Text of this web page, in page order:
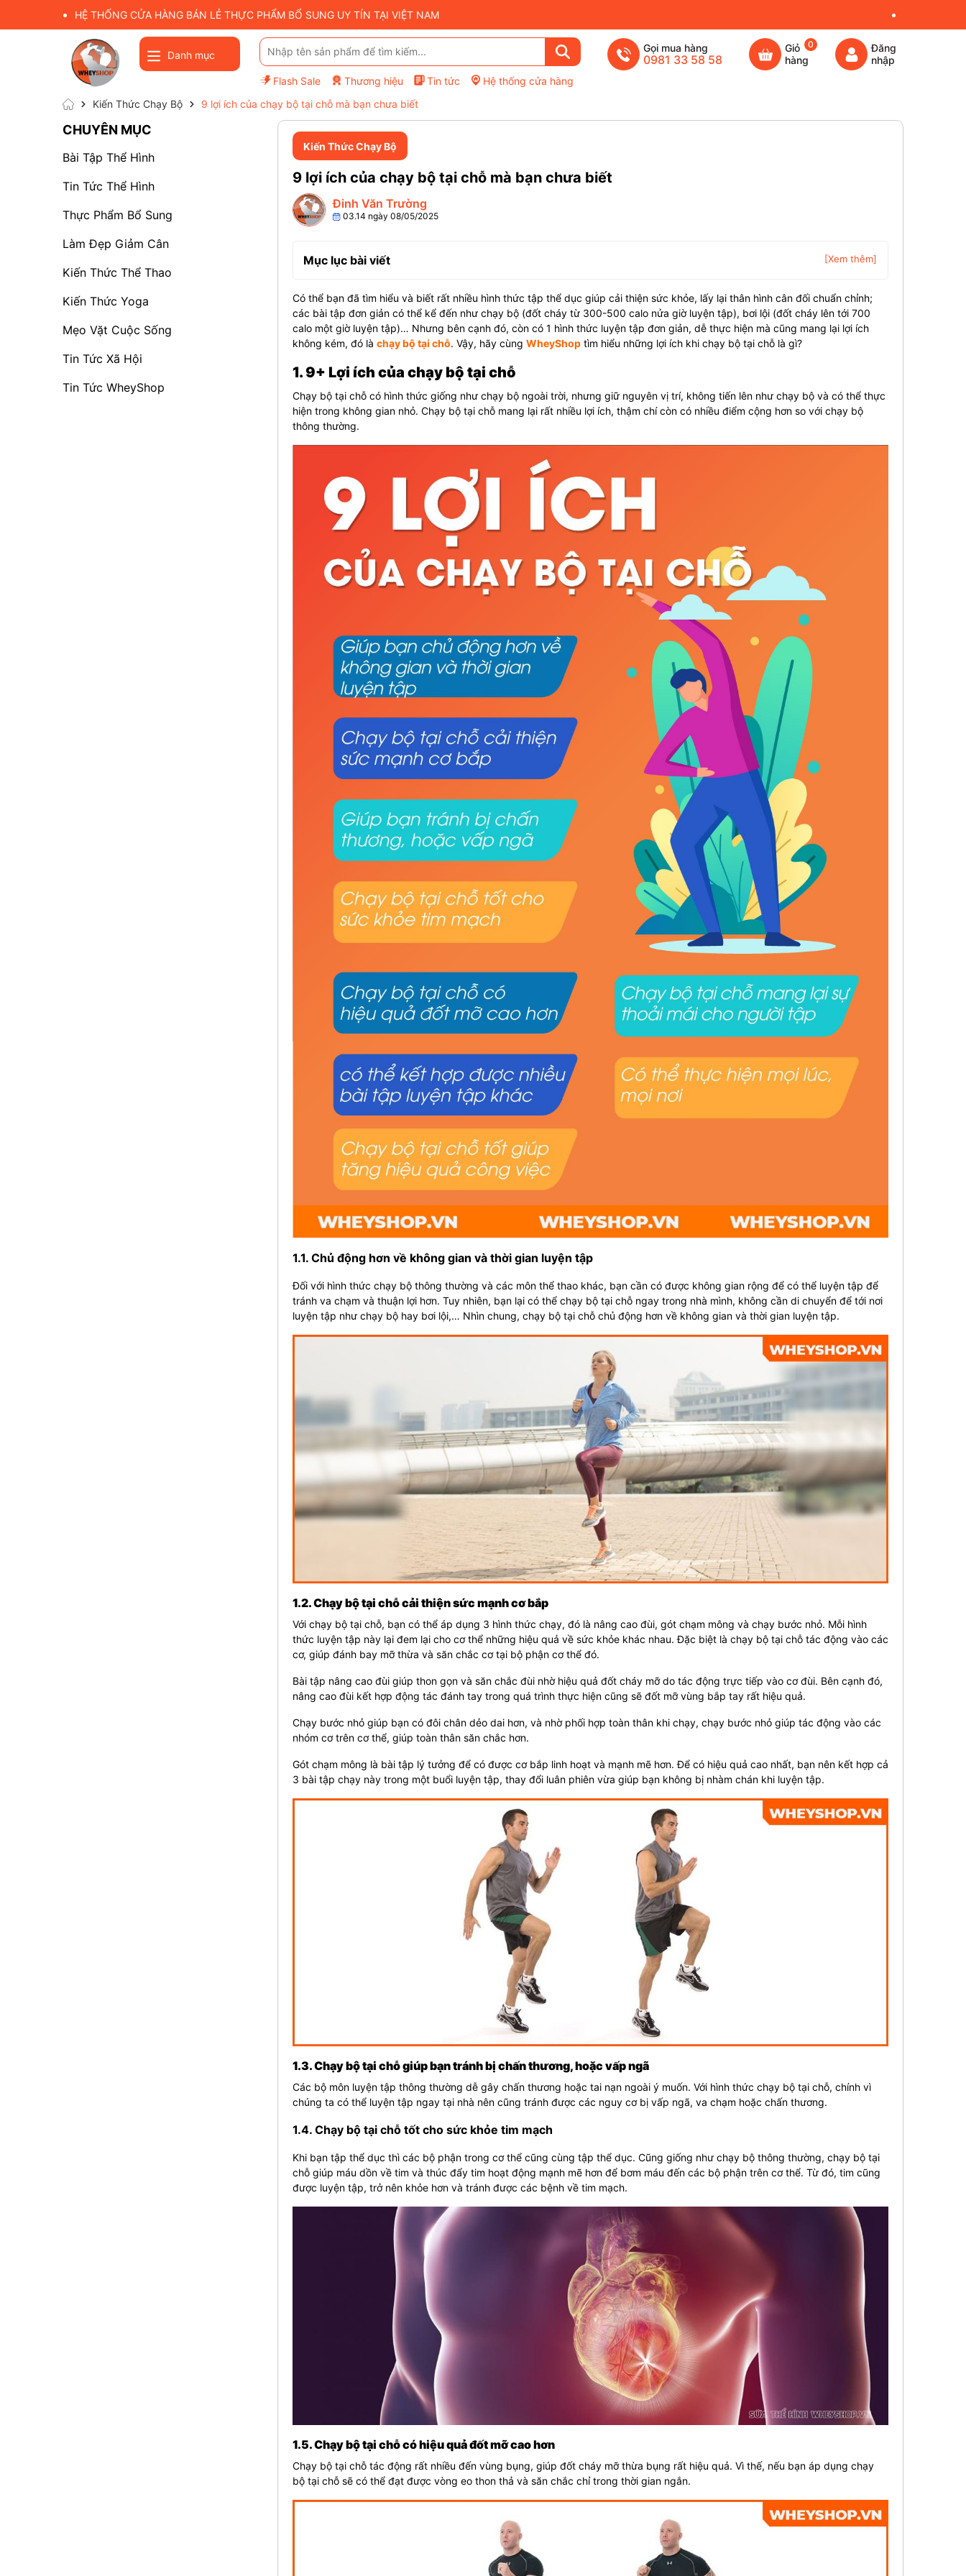
HỆ THỐNG CỬA HÀNG BÁN LẺ THỰC PHẨM BỔ SUNG UY TÍN TẠI VIỆT NAM
Danh mục
Flash Sale Thương hiệu Tin tức Hệ thống cửa hàng
Gọi mua hàng
0981 33 58 58
Giỏ
hàng
0
Đăng
nhập
Kiến Thức Chạy Bộ 9 lợi ích của chạy bộ tại chỗ mà bạn chưa biết
Kiến Thức Chạy Bộ
9 lợi ích của chạy bộ tại chỗ mà bạn chưa biết
Đinh Văn Trường
03.14 ngày 08/05/2025
Mục lục bài viết [Xem thêm]
Có thể bạn đã tìm hiểu và biết rất nhiều hình thức tập thể dục giúp cải thiện sức khỏe, lấy lại thân hình cân đối chuẩn chỉnh;
các bài tập đơn giản có thể kể đến như chạy bộ (đốt cháy từ 300-500 calo nửa giờ luyện tập), bơi lội (đốt cháy lên tới 700
calo một giờ luyện tập)… Nhưng bên cạnh đó, còn có 1 hình thức luyện tập đơn giản, dễ thực hiện mà cũng mang lại lợi ích
không kém, đó là chạy bộ tại chỗ. Vậy, hãy cùng WheyShop tìm hiểu những lợi ích khi chạy bộ tại chỗ là gì?
1. 9+ Lợi ích của chạy bộ tại chỗ
Chạy bộ tại chỗ có hình thức giống như chạy bộ ngoài trời, nhưng giữ nguyên vị trí, không tiến lên như chạy bộ và có thể thực
hiện trong không gian nhỏ. Chạy bộ tại chỗ mang lại rất nhiều lợi ích, thậm chí còn có nhiều điểm cộng hơn so với chạy bộ
thông thường.
1.1. Chủ động hơn về không gian và thời gian luyện tập
Đối với hình thức chạy bộ thông thường và các môn thể thao khác, bạn cần có được không gian rộng để có thể luyện tập để
tránh va chạm và thuận lợi hơn. Tuy nhiên, bạn lại có thể chạy bộ tại chỗ ngay trong nhà mình, không cần di chuyển để tới nơi
luyện tập như chạy bộ hay bơi lội,… Nhìn chung, chạy bộ tại chỗ chủ động hơn về không gian và thời gian luyện tập.
1.2. Chạy bộ tại chỗ cải thiện sức mạnh cơ bắp
Với chạy bộ tại chỗ, bạn có thể áp dụng 3 hình thức chạy, đó là nâng cao đùi, gót chạm mông và chạy bước nhỏ. Mỗi hình
thức luyện tập này lại đem lại cho cơ thể những hiệu quả về sức khỏe khác nhau. Đặc biệt là chạy bộ tại chỗ tác động vào các
cơ, giúp đánh bay mỡ thừa và săn chắc cơ tại bộ phận cơ thể đó.
Bài tập nâng cao đùi giúp thon gọn và săn chắc đùi nhờ hiệu quả đốt cháy mỡ do tác động trực tiếp vào cơ đùi. Bên cạnh đó,
nâng cao đùi kết hợp động tác đánh tay trong quá trình thực hiện cũng sẽ đốt mỡ vùng bắp tay rất hiệu quả.
Chạy bước nhỏ giúp bạn có đôi chân dẻo dai hơn, và nhờ phối hợp toàn thân khi chạy, chạy bước nhỏ giúp tác động vào các
nhóm cơ trên cơ thể, giúp toàn thân săn chắc hơn.
Gót chạm mông là bài tập lý tưởng để có được cơ bắp linh hoạt và mạnh mẽ hơn. Để có hiệu quả cao nhất, bạn nên kết hợp cả
3 bài tập chạy này trong một buổi luyện tập, thay đổi luân phiên vừa giúp bạn không bị nhàm chán khi luyện tập.
1.3. Chạy bộ tại chỗ giúp bạn tránh bị chấn thương, hoặc vấp ngã
Các bộ môn luyện tập thông thường dễ gây chấn thương hoặc tai nạn ngoài ý muốn. Với hình thức chạy bộ tại chỗ, chính vì
chúng ta có thể luyện tập ngay tại nhà nên cũng tránh được các nguy cơ bị vấp ngã, va chạm hoặc chấn thương.
1.4. Chạy bộ tại chỗ tốt cho sức khỏe tim mạch
Khi bạn tập thể dục thì các bộ phận trong cơ thể cũng cùng tập thể dục. Cũng giống như chạy bộ thông thường, chạy bộ tại
chỗ giúp máu dồn về tim và thúc đẩy tim hoạt động mạnh mẽ hơn để bơm máu đến các bộ phận trên cơ thể. Từ đó, tim cũng
được luyện tập, trở nên khỏe hơn và tránh được các bệnh về tim mạch.
1.5. Chạy bộ tại chỗ có hiệu quả đốt mỡ cao hơn
Chạy bộ tại chỗ tác động rất nhiều đến vùng bụng, giúp đốt cháy mỡ thừa bụng rất hiệu quả. Vì thế, nếu bạn áp dụng chạy
bộ tại chỗ sẽ có thể đạt được vòng eo thon thả và săn chắc chỉ trong thời gian ngắn.
CHUYÊN MỤC
Bài Tập Thể Hình
Tin Tức Thể Hình
Thực Phẩm Bổ Sung
Làm Đẹp Giảm Cân
Kiến Thức Thể Thao
Kiến Thức Yoga
Mẹo Vặt Cuộc Sống
Tin Tức Xã Hội
Tin Tức WheyShop